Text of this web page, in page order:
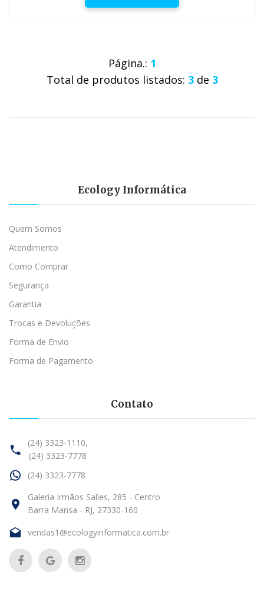
Página.: 1
Total de produtos listados: 3de 3
Ecology Informática
Quem Somos
Atendimento
Como Comprar
Segurança
Garantia
Trocas e Devoluções
Forma de Envio
Forma de Pagamento
Contato
(24) 3323-1110,
(24) 3323-7778
(24) 3323-7778
Galeria Irmãos Salles, 285 - Centro
Barra Mansa - RJ, 27330-160
vendas1@ecologyinformatica.com.br